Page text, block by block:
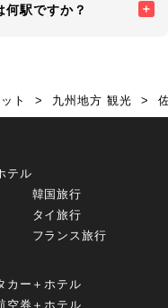
駅ですか？
ト 九州地方 観光
テル
韓国旅行
タイ旅行
フランス旅行
カー＋ホテル
空券＋ホテル